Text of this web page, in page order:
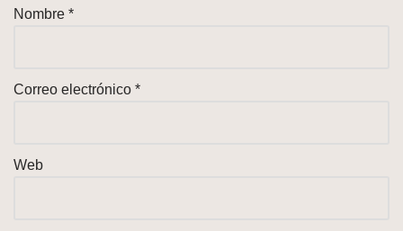
Nombre *
Correo electrónico *
Web